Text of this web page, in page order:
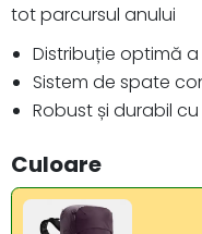
tot parcursul anului
Distribuție optimă
Sistem de spate
Robust și durabil
Culoare